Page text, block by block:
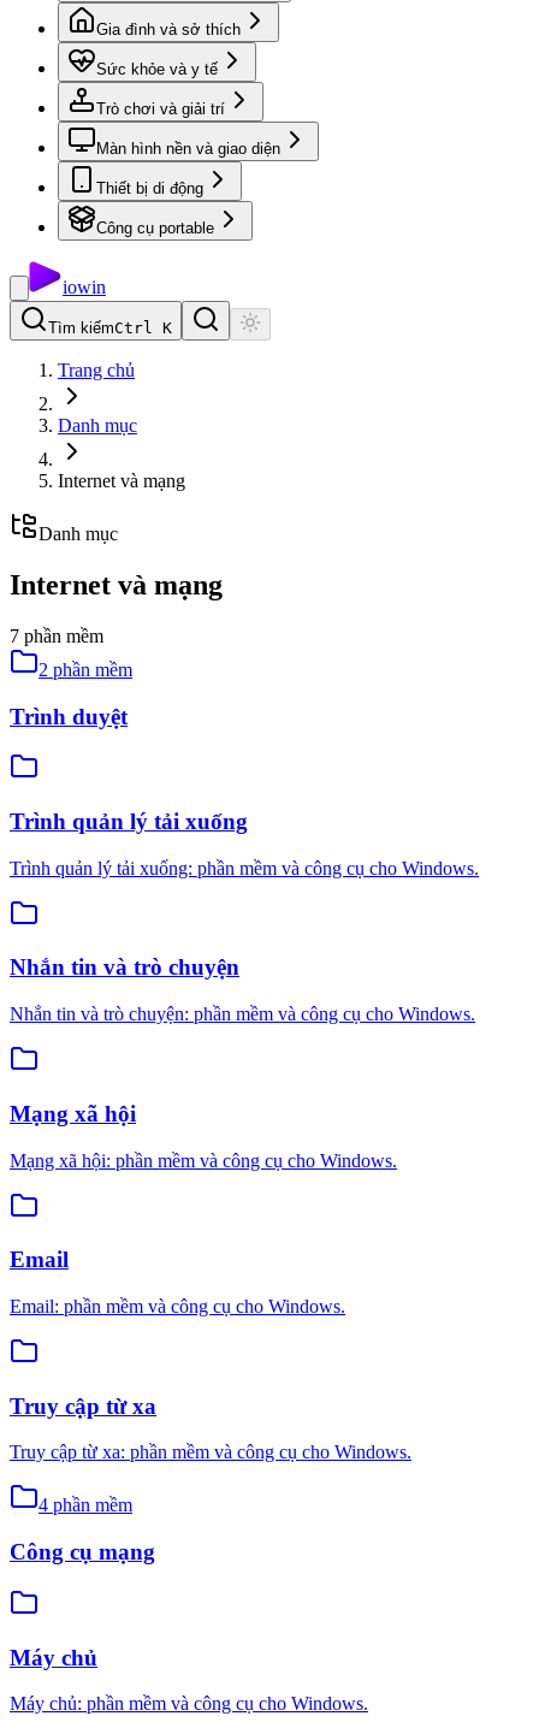
Gia đình và sở thích
Sức khỏe và y tế
Trò chơi và giải trí
Màn hình nền và giao diện
Thiết bị di động
Công cụ portable
iowin
Tìm kiếmCtrl K
Trang chủ
Danh mục
Internet và mạng
Danh mục
Internet và mạng
7 phần mềm
2 phần mềm
Trình duyệt
Trình quản lý tải xuống
Trình quản lý tải xuống: phần mềm và công cụ cho Windows.
Nhắn tin và trò chuyện
Nhắn tin và trò chuyện: phần mềm và công cụ cho Windows.
Mạng xã hội
Mạng xã hội: phần mềm và công cụ cho Windows.
Email
Email: phần mềm và công cụ cho Windows.
Truy cập từ xa
Truy cập từ xa: phần mềm và công cụ cho Windows.
4 phần mềm
Công cụ mạng
Máy chủ
Máy chủ: phần mềm và công cụ cho Windows.